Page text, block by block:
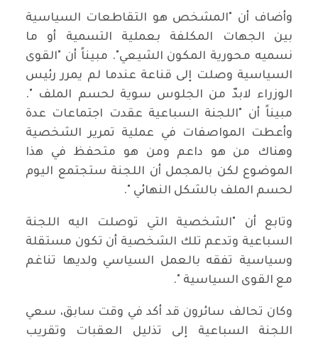
وأضاف أن "المشخص هو التقاطعات السياسية
بين الجهات المكلفة بعملية التسمية أو ما
نسميه محورية المكون الشيعي". مبيناً أن "القوى
السياسية وصلت إلى قناعة عندما لم يمرر رئيس
الوزراء لابدّ من الجلوس سوية لحسم الملف ".
مبيناً أن "اللجنة السباعية عقدت اجتماعات عدة
وأعطت المواصفات في عملية تمرير الشخصية
وهناك من هو داعم ومن هو متحفظ في هذا
الموضوع لكن بالمجمل أن اللجنة ستجتمع اليوم
لحسم الملف بالشكل النهائي ".
وتابع أن "الشخصية التي توصلت اليه اللجنة
السباعية وتدعم تلك الشخصية أن تكون مستقلة
وسياسية تفقه بالعمل السياسي ولديها تناغم
مع القوى السياسية ".
وكان تحالف سائرون قد أكد في وقت سابق، سعي
اللجنة السباعية إلى تذليل العقبات وتقريب